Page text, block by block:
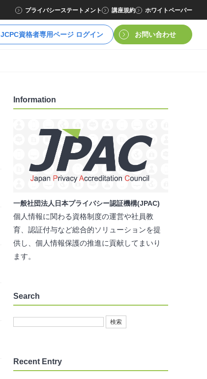
プライバシーステートメント 講座規約 ホワイトペーパー
JCPC資格者専用ページ ログイン お問い合わせ
Information
一般社団法人日本プライバシー認証機構(JPAC)
個人情報に関わる資格制度の運営や社員教
育、認証付与など総合的ソリューションを提
供し、個人情報保護の推進に貢献してまいり
ます。
Search
Recent Entry